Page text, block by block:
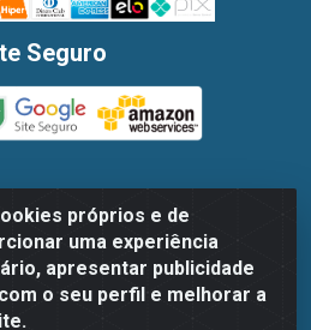
próprios e de
uma experiência
apresentar publicidade
o seu perfil e melhorar a
Seguro
de Alimentos LTDA - Avenida
De Moraes, 1048- Imbiribeira,
000 - CNPJ 30.779.584/0003-78